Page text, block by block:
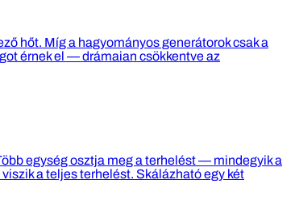
hőt. Míg a hagyományos generátorok csak a
érnek el — drámaian csökkentve az
egység osztja meg a terhelést — mindegyik a
a teljes terhelést. Skálázható egy két